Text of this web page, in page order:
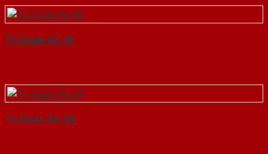
Tủ Quần Áo 40
Tủ Quần Áo 34